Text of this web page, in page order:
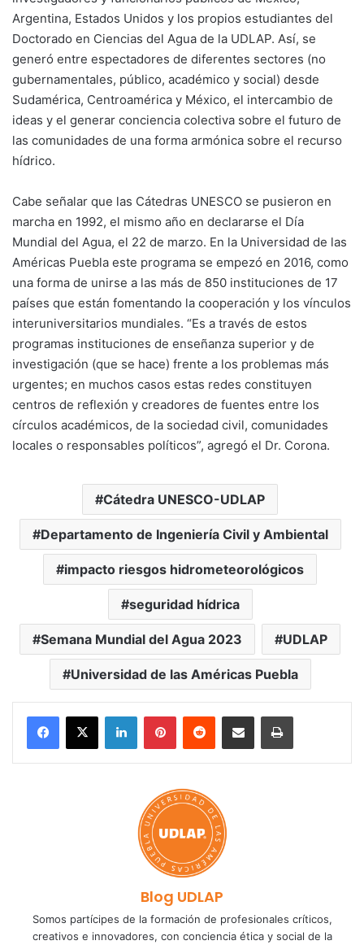
Argentina, Estados Unidos y los propios estudiantes del
Doctorado en Ciencias del Agua de la UDLAP. Así, se
generó entre espectadores de diferentes sectores (no
gubernamentales, público, académico y social) desde
Sudamérica, Centroamérica y México, el intercambio de
ideas y el generar conciencia colectiva sobre el futuro de
las comunidades de una forma armónica sobre el recurso
hídrico.
Cabe señalar que las Cátedras UNESCO se pusieron en
marcha en 1992, el mismo año en declararse el Día
Mundial del Agua, el 22 de marzo. En la Universidad de las
Américas Puebla este programa se empezó en 2016, como
una forma de unirse a las más de 850 instituciones de 17
países que están fomentando la cooperación y los vínculos
interuniversitarios mundiales. “Es a través de estos
programas instituciones de enseñanza superior y de
investigación (que se hace) frente a los problemas más
urgentes; en muchos casos estas redes constituyen
centros de reflexión y creadores de fuentes entre los
círculos académicos, de la sociedad civil, comunidades
locales o responsables políticos”, agregó el Dr. Corona.
Cátedra UNESCO-UDLAP
Departamento de Ingeniería Civil y Ambiental
impacto riesgos hidrometeorológicos
seguridad hídrica
Semana Mundial del Agua 2023 UDLAP
Universidad de las Américas Puebla
LinkedInPinterestReddit Share via Email Print
Blog UDLAP
Somos partícipes de la formación de profesionales críticos,
creativos e innovadores, con conciencia ética y social de la